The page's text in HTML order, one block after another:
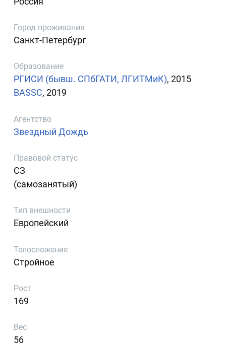
Город проживания
Санкт-Петербург
Образование
РГИСИ (бывш. СПбГАТИ, ЛГИТМиК), 2015
BASSC, 2019
Агентство
Звездный Дождь
Правовой статус
СЗ
(самозанятый)
Тип внешности
Европейский
Телосложение
Стройное
Рост
169
Вес
56